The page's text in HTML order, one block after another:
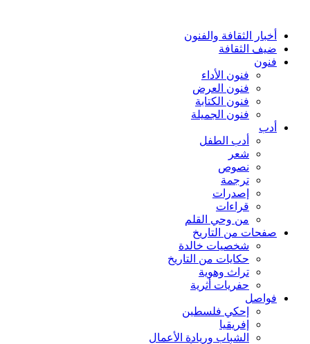
أخبار الثقافة والفنون
ضيف الثقافة
فنون
فنون الأداء
فنون العرض
فنون الكتابة
فنون الجميلة
أدب
أدب الطفل
شعر
نصوص
ترجمة
إصدرات
قراءات
من وحي القلم
صفحات من التاريخ
شخصيات خالدة
حكايات من التاريخ
تراث وهوية
حفريات أثرية
فواصل
إحكي فلسطين
إفريقيا
الشباب وريادة الأعمال